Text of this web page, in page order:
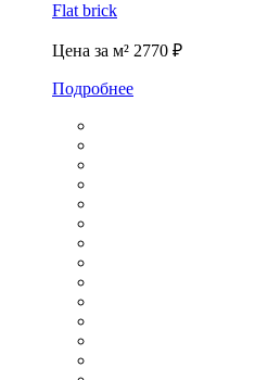
Flat brick
Цена за м² 2770 ₽
Подробнее